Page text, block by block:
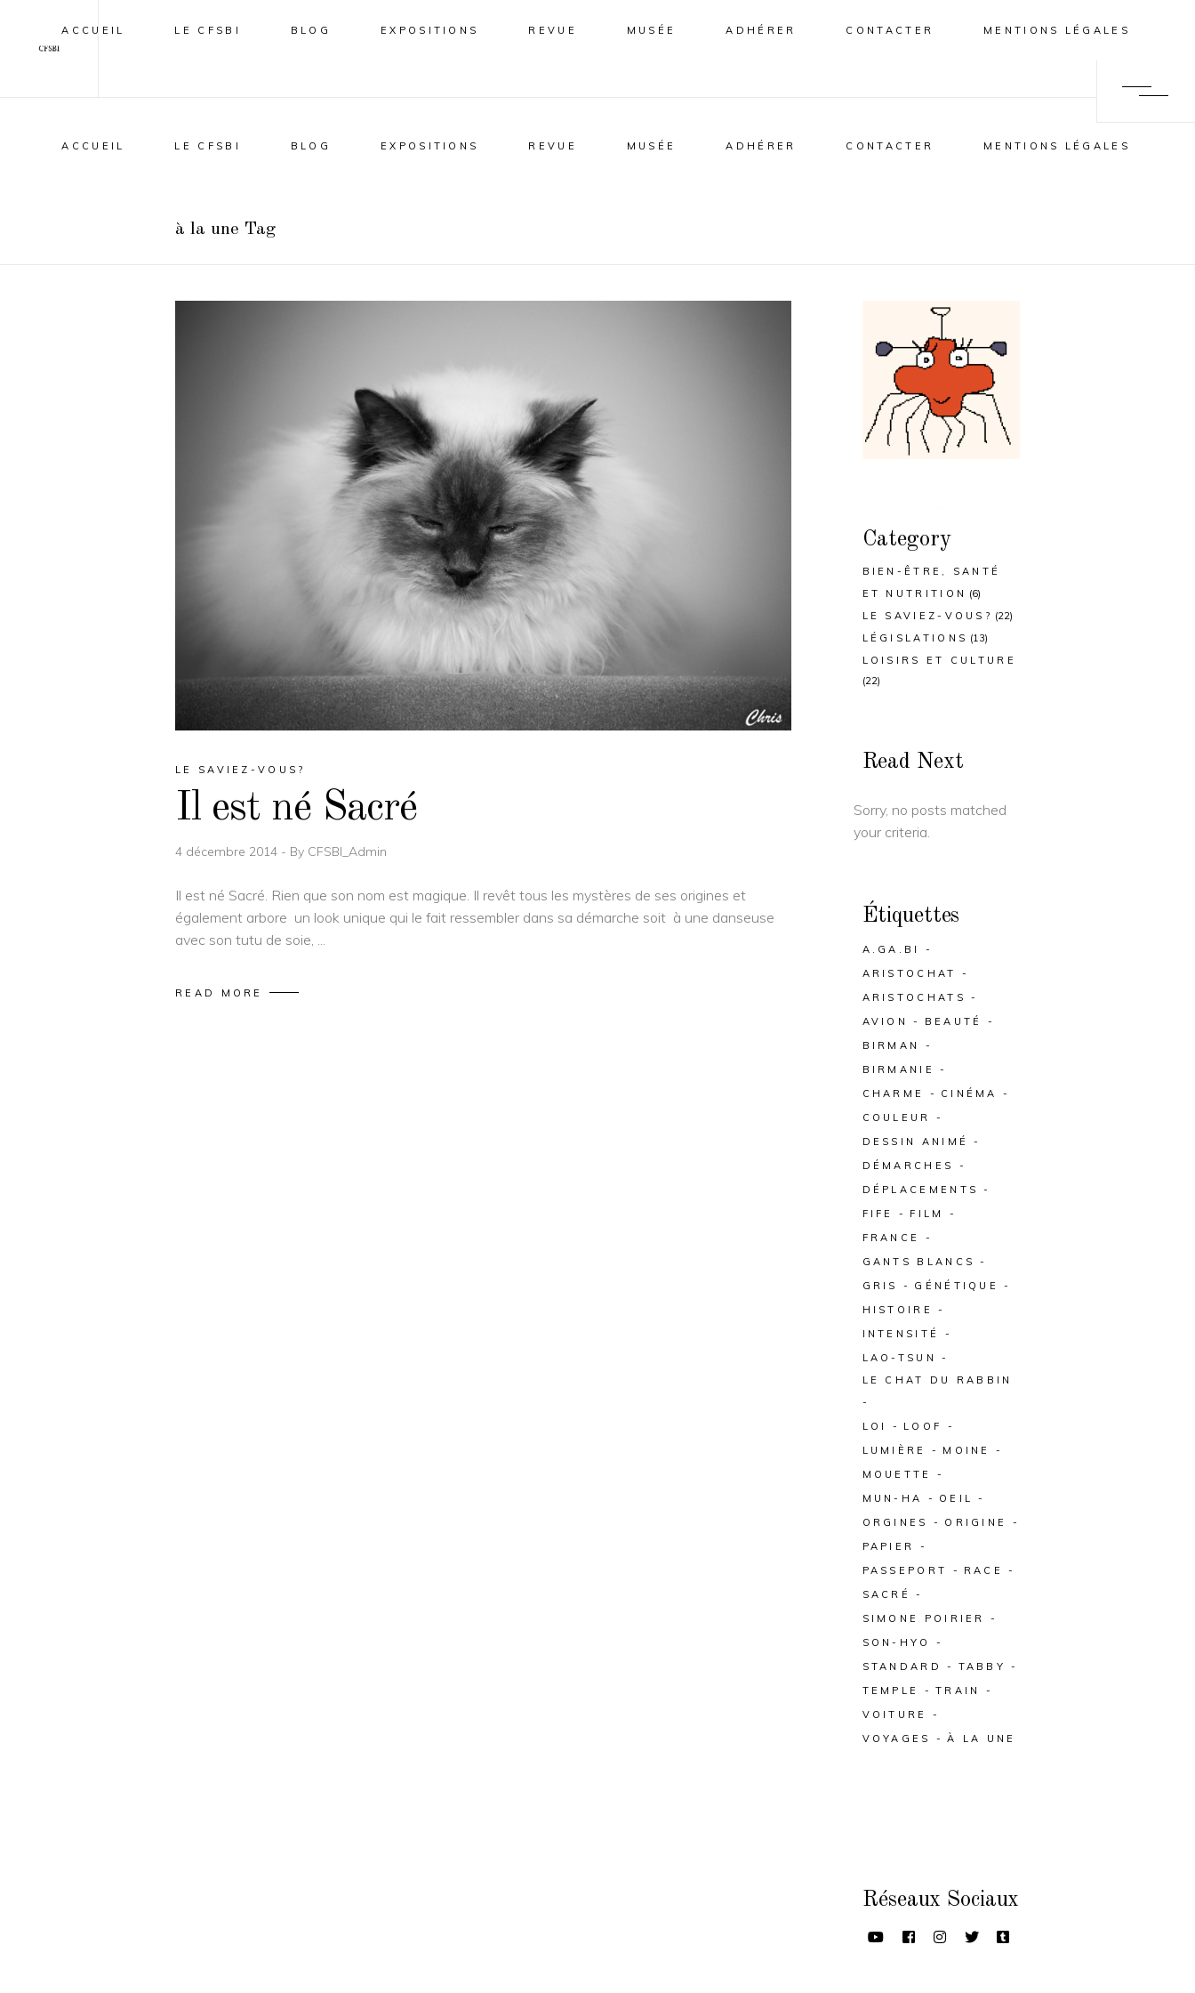
ACCUEIL LE CFSBI BLOG EXPOSITIONS REVUE MUSÉE ADHÉRER CONTACTER MENTIONS LÉGALES
ACCUEIL LE CFSBI BLOG EXPOSITIONS REVUE MUSÉE ADHÉRER CONTACTER MENTIONS LÉGALES
à la une Tag
LE SAVIEZ-VOUS?
Il est né Sacré
4 décembre 2014 By CFSBI_Admin
Il est né Sacré. Rien que son nom est magique. Il revêt tous les mystères de ses origines et
également arbore un look unique qui le fait ressembler dans sa démarche soit à une danseuse
avec son tutu de soie,
READ MORE
Category
BIEN-ÊTRE, SANTÉ
ET NUTRITION (6)
LE SAVIEZ-VOUS? (22)
LÉGISLATIONS (13)
LOISIRS ET CULTURE
(22)
Read Next
Sorry, no posts matched
your criteria.
Étiquettes
A.GA.BI
ARISTOCHAT
ARISTOCHATS
AVION
BEAUTÉ
BIRMAN
BIRMANIE
CHARME
CINÉMA
COULEUR
DESSIN ANIMÉ
DÉMARCHES
DÉPLACEMENTS
FIFE
FILM
FRANCE
GANTS BLANCS
GRIS
GÉNÉTIQUE
HISTOIRE
INTENSITÉ
LAO-TSUN
LE CHAT DU RABBIN
LOI
LOOF
LUMIÈRE
MOINE
MOUETTE
MUN-HA
OEIL
ORGINES
ORIGINE
PAPIER
PASSEPORT
RACE
SACRÉ
SIMONE POIRIER
SON-HYO
STANDARD
TABBY
TEMPLE
TRAIN
VOITURE
VOYAGES
À LA UNE
Réseaux Sociaux